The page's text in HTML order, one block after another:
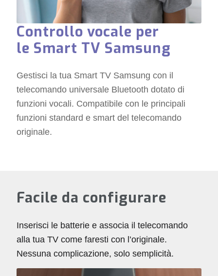
Controllo vocale per
le Smart TV Samsung
Gestisci la tua Smart TV Samsung con il
telecomando universale Bluetooth dotato di
funzioni vocali. Compatibile con le principali
funzioni standard e smart del telecomando
originale.
Facile da configurare
Inserisci le batterie e associa il telecomando
alla tua TV come faresti con l’originale.
Nessuna complicazione, solo semplicità.